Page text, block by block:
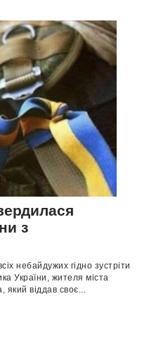
з
небайдужих гідно зустріти
України, жителя міста
який віддав своє...